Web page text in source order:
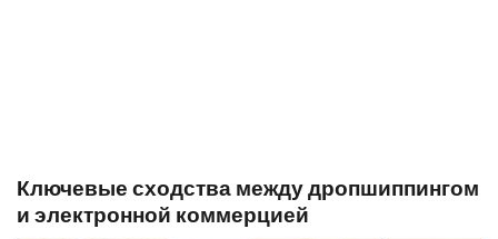
Ключевые сходства между дропшиппингом
и электронной коммерцией